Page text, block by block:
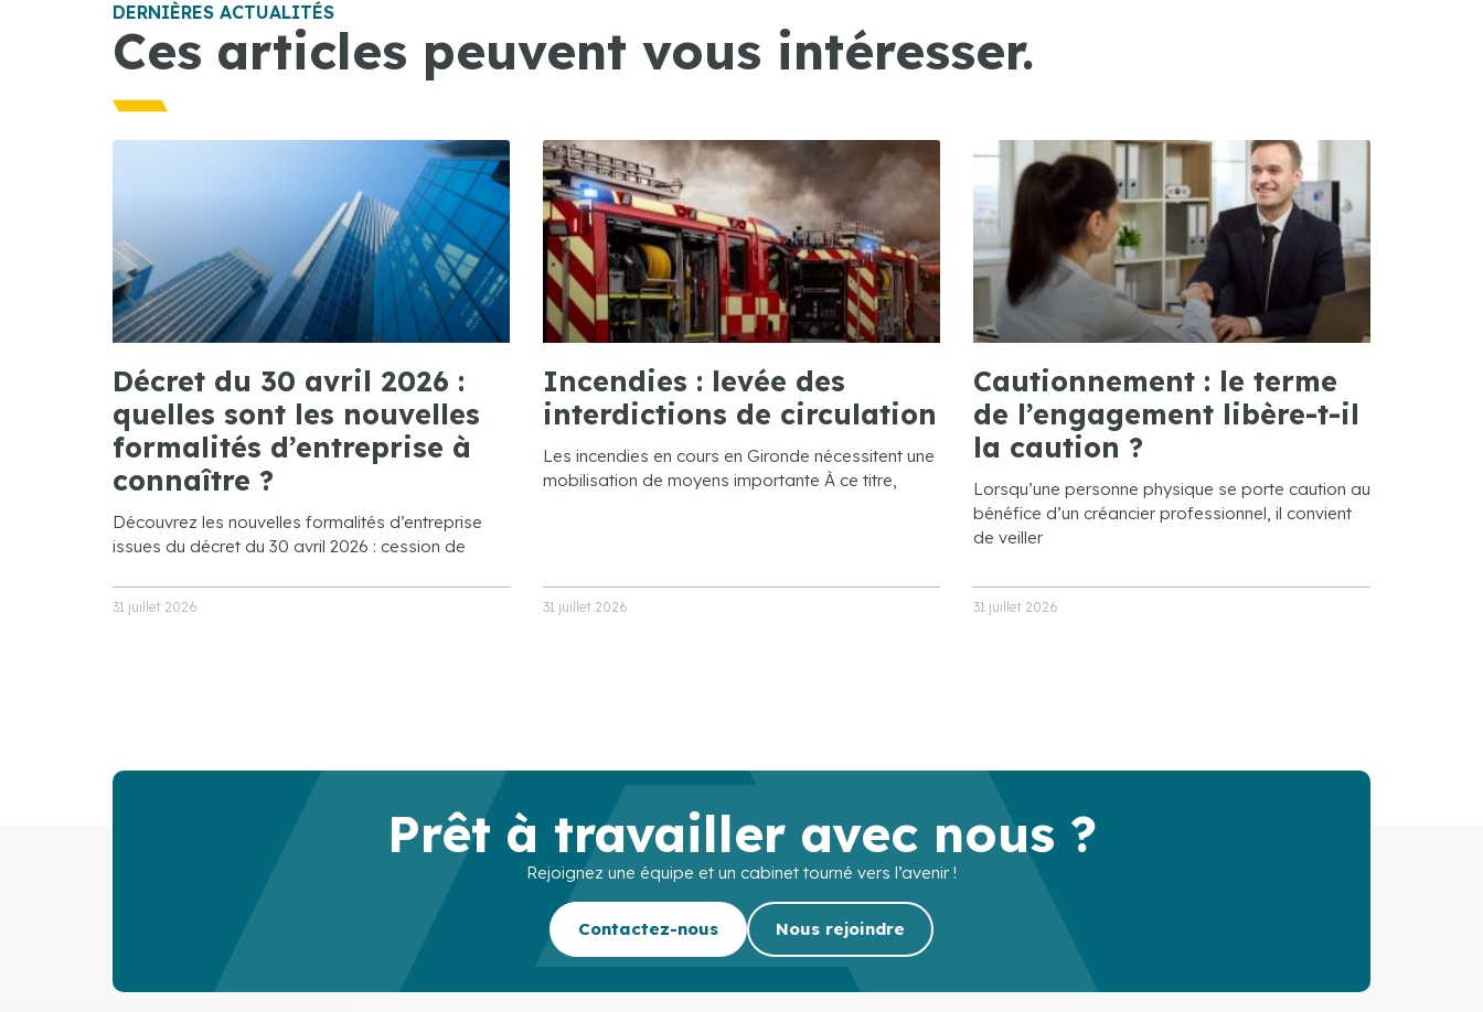
DERNIÈRES ACTUALITÉS
Ces articles peuvent vous intéresser.
Décret du 30 avril 2026 :
quelles sont les nouvelles
formalités d’entreprise à
connaître ?
Découvrez les nouvelles formalités d’entreprise
issues du décret du 30 avril 2026 : cession de
31 juillet 2026
Incendies : levée des
interdictions de circulation
Les incendies en cours en Gironde nécessitent une
mobilisation de moyens importante À ce titre,
31 juillet 2026
Cautionnement : le terme
de l’engagement libère-t-il
la caution ?
Lorsqu’une personne physique se porte caution au
bénéfice d’un créancier professionnel, il convient
de veiller
31 juillet 2026
Prêt à travailler avec nous ?
Rejoignez une équipe et un cabinet tourné vers l’avenir !
Contactez-nous Nous rejoindre